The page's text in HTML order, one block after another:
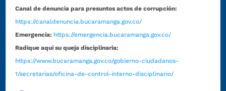
Canal de denuncia para presuntos actos de corrupción:
https://canaldenuncia.bucaramanga.gov.co/
Emergencia: https://emergencia.bucaramanga.gov.co/
Radique aquí su queja disciplinaria:
https://www.bucaramanga.gov.co/gobierno-ciudadanos-
1/secretarias/oficina-de-control-interno-disciplinario/